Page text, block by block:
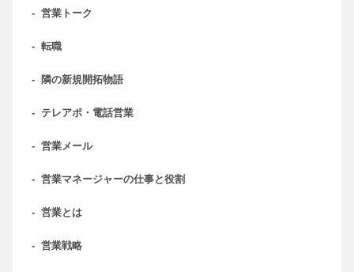
- 営業トーク
- 転職
- 隣の新規開拓物語
- テレアポ・電話営業
- 営業メール
- 営業マネージャーの仕事と役割
- 営業とは
- 営業戦略